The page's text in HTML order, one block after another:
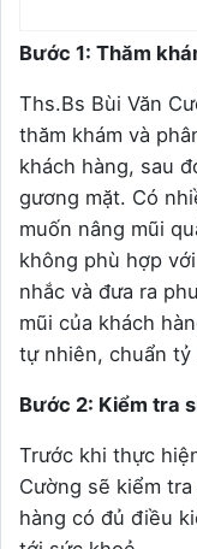
Bước 1: Thăm
Ths.Bs Bùi Văn
thăm khám và
khách hàng, sau
gương mặt. Có
muốn nâng mũi
không phù hợp
nhắc và đưa ra
mũi của khách
tự nhiên, chuẩn tỷ
Bước 2: Kiểm tra
Trước khi thực
Cường sẽ kiểm
hàng có đủ điều